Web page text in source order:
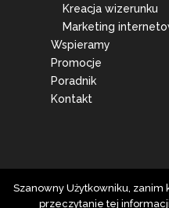
Kreacja wizerunku
Marketing
Wspieramy
Promocje
Poradnik
Kontakt
Szanowny Użytkowniku, zanim
przeczytanie tej